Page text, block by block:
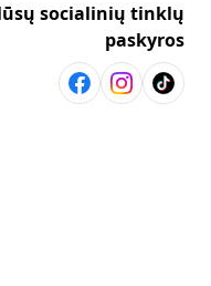
socialinių tinklų
paskyros